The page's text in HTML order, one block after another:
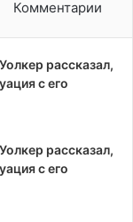
Комментарии
рассказал,
с его
рассказал,
с его